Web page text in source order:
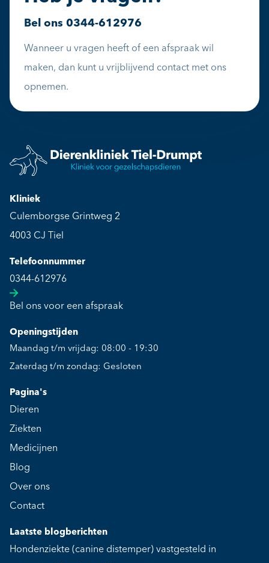
Bel ons 0344-612976
Wanneer u vragen heeft of een afspraak wil
maken, dan kunt u vrijblijvend contact met ons
opnemen.
Kliniek
Culemborgse Grintweg 2
4003 CJ Tiel
Telefoonnummer
0344-612976
Bel ons voor een afspraak
Openingstijden
Maandag t/m vrijdag: 08:00 - 19:30
Zaterdag t/m zondag: Gesloten
Pagina's
Dieren
Ziekten
Medicijnen
Blog
Over ons
Contact
Laatste blogberichten
Hondenziekte (canine distemper) vastgesteld in